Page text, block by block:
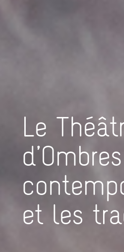
Le
d’Ombres
et les